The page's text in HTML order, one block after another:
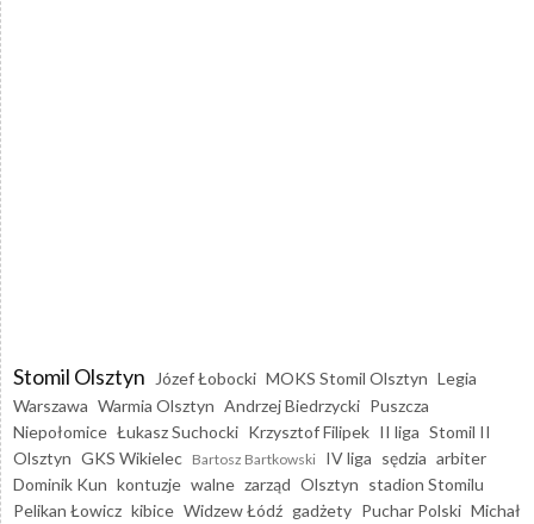
Stomil Olsztyn Józef Łobocki MOKS Stomil Olsztyn Legia
Warszawa Warmia Olsztyn Andrzej Biedrzycki Puszcza
Niepołomice Łukasz Suchocki Krzysztof Filipek II liga Stomil II
Olsztyn GKS Wikielec Bartosz Bartkowski IV liga sędzia arbiter
Dominik Kun kontuzje walne zarząd Olsztyn stadion Stomilu
Pelikan Łowicz kibice Widzew Łódź gadżety Puchar Polski Michał